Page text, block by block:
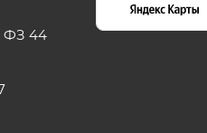
ФЗ 44